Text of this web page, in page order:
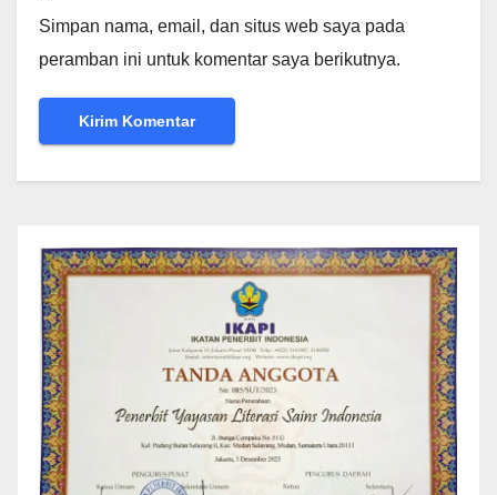
Simpan nama, email, dan situs web saya pada
peramban ini untuk komentar saya berikutnya.